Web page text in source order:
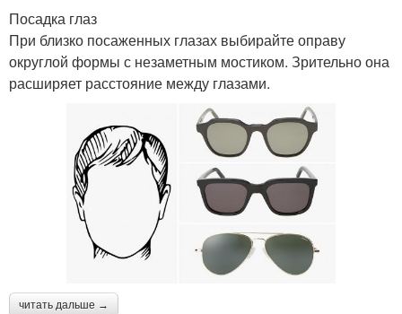
Посадка глаз
При близко посаженных глазах выбирайте оправу
округлой формы с незаметным мостиком. Зрительно она
расширяет расстояние между глазами.
читать дальше →